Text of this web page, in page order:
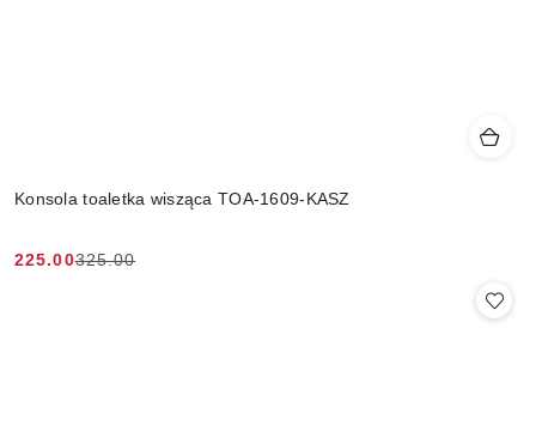
Konsola toaletka wisząca TOA-1609-KASZ
Cena
225.00
Cena
325.00